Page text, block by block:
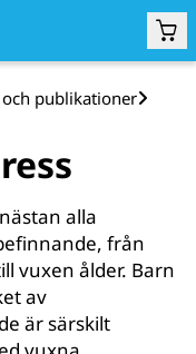
publikationer
alla
från
vuxen ålder. Barn
av
är särskilt